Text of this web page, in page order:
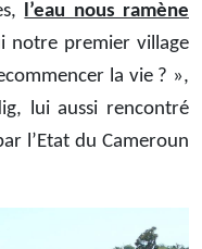
l’eau nous ramène
notre premier village
la vie ? »,
lui aussi rencontré
l’Etat du Cameroun